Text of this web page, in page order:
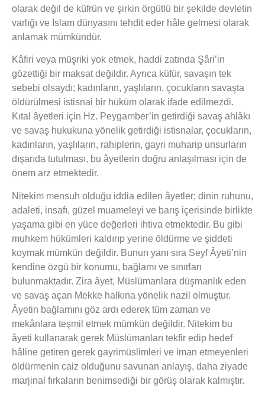
olarak değil de küfrün ve şirkin örgütlü bir şekilde devletin
varlığı ve İslam dünyasını tehdit eder hâle gelmesi olarak
anlamak mümkündür.
Kâfiri veya müşriki yok etmek, haddi zatında Şâri’in
gözettiği bir maksat değildir. Ayrıca küfür, savaşın tek
sebebi olsaydı; kadınların, yaşlıların, çocukların savaşta
öldürülmesi istisnai bir hüküm olarak ifade edilmezdi.
Kıtal âyetleri için Hz. Peygamber’in getirdiği savaş ahlâkı
ve savaş hukukuna yönelik getirdiği istisnalar, çocukların,
kadınların, yaşlıların, rahiplerin, gayri muharip unsurların
dışarıda tutulması, bu âyetlerin doğru anlaşılması için de
önem arz etmektedir.
Nitekim mensuh olduğu iddia edilen âyetler; dinin ruhunu,
adaleti, insafı, güzel muameleyi ve barış içerisinde birlikte
yaşama gibi en yüce değerleri ihtiva etmektedir. Bu gibi
muhkem hükümleri kaldırıp yerine öldürme ve şiddeti
koymak mümkün değildir. Bunun yanı sıra Seyf Âyeti’nin
kendine özgü bir konumu, bağlamı ve sınırları
bulunmaktadır. Zira âyet, Müslümanlara düşmanlık eden
ve savaş açan Mekke halkına yönelik nazil olmuştur.
Âyetin bağlamını göz ardı ederek tüm zaman ve
mekânlara teşmil etmek mümkün değildir. Nitekim bu
âyeti kullanarak gerek Müslümanları tekfir edip hedef
hâline getiren gerek gayrimüslimleri ve iman etmeyenleri
öldürmenin caiz olduğunu savunan anlayış, daha ziyade
marjinal fırkaların benimsediği bir görüş olarak kalmıştır.